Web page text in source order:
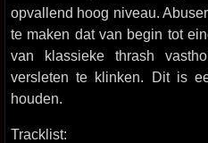
opvallend hoog niveau.
te maken dat van begin tot
van klassieke thrash
versleten te klinken. Dit is
houden.
Tracklist: